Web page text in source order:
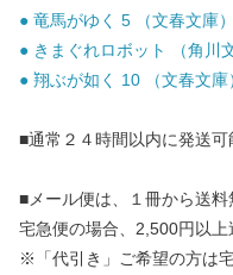
● 竜馬がゆく 5 （文春文庫
● きまぐれロボット （角川
● 翔ぶが如く 10 （文春文
■通常２４時間以内に発送可
■メール便は、１冊から送料
宅急便の場合、2,500円以上
※「代引き」ご希望の方は